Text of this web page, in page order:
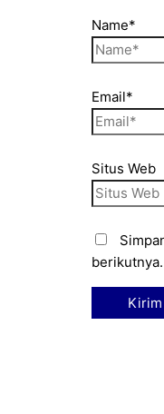
Name*
Email*
Situs Web
berikutnya.